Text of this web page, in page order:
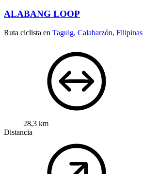
ALABANG LOOP
Ruta ciclista en Taguig, Calabarzón, Filipinas
28,3 km
Distancia